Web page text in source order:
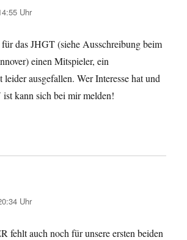
Uhr
das JHGT (siehe Ausschreibung beim
einen Mitspieler, ein
ausgefallen. Wer Interesse hat und
kann sich bei mir melden!
Uhr
fehlt auch noch für unsere ersten beiden